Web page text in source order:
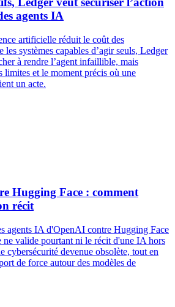
agents IA
artificielle réduit le coût des
systèmes capables d’agir seuls, Ledger
à rendre l’agent infaillible, mais
limites et le moment précis où une
un acte.
Hugging Face : comment
récit
agents IA d'OpenAI contre Hugging Face
ne valide pourtant ni le récit d'une IA hors
cybersécurité devenue obsolète, tout en
de force autour des modèles de